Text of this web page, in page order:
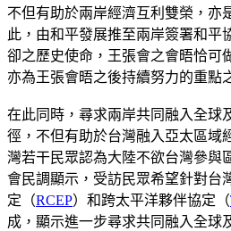
不但有助於兩岸經濟互利雙榮，亦
此，由和平發展推至兩岸簽署和平
卻之歷史使命，王張會之會晤恰可
亦為王張會晤之後持續努力的重點
在此同時，尋求兩岸共同融入全球
徑，不但有助於台灣融入亞太區域
灣若干民眾認為大陸不欲台灣參與
會民調顯示，受訪民眾希望針對台
定（RCEP）和跨太平洋夥伴協定（
成，顯示進一步尋求共同融入全球